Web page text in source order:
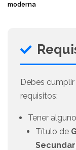
moderna
Debes cumplir
requisitos:
Tener
Título de